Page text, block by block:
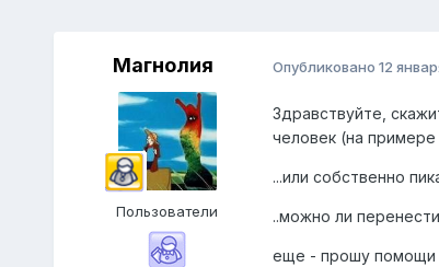
Магнолия
Пользователи
Опубликовано 12
Здравствуйте,
человек (на
...или собственно
..можно ли
еще - прошу помощи -